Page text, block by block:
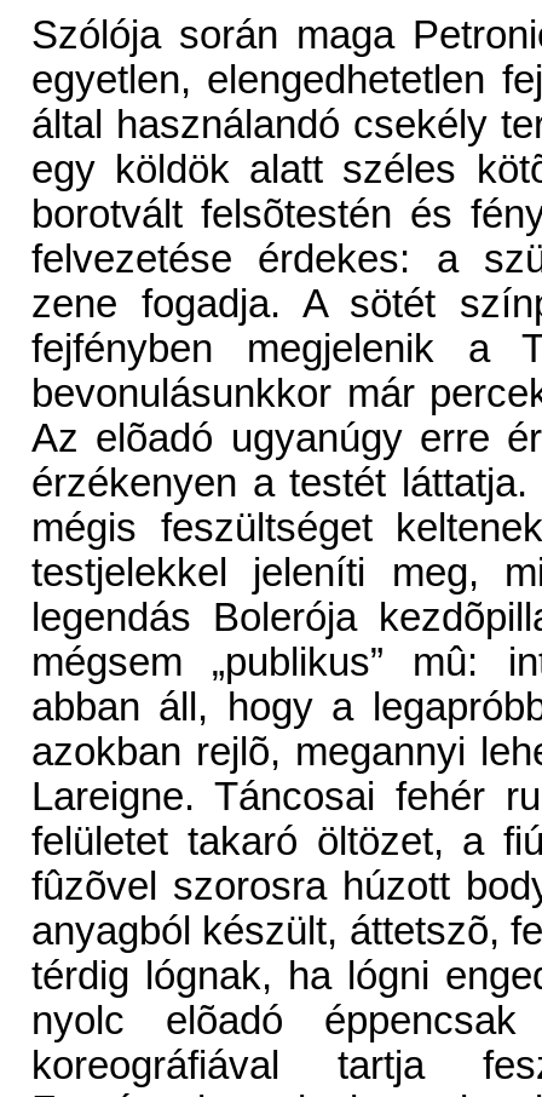
Szólója során maga
egyetlen, elengedhetetlen
által használandó csekély
egy köldök alatt széles
borotvált felsõtestén és
felvezetése érdekes: a
zene fogadja. A sötét
fejfényben megjelenik
bevonulásunkkor már
Az elõadó ugyanúgy erre
érzékenyen a testét
mégis feszültséget
testjelekkel jeleníti meg,
legendás Bolerója
mégsem „publikus” mû:
abban áll, hogy a
azokban rejlõ, megannyi
Lareigne. Táncosai fehér
felületet takaró öltözet, a
fûzõvel szorosra húzott
anyagból készült, áttetszõ,
térdig lógnak, ha lógni
nyolc elõadó
koreográfiával tartja